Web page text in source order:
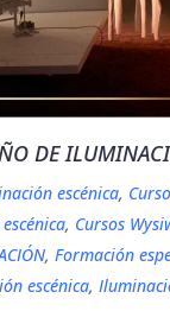
DE
escénica,
, Cursos
, Formación
escénica,